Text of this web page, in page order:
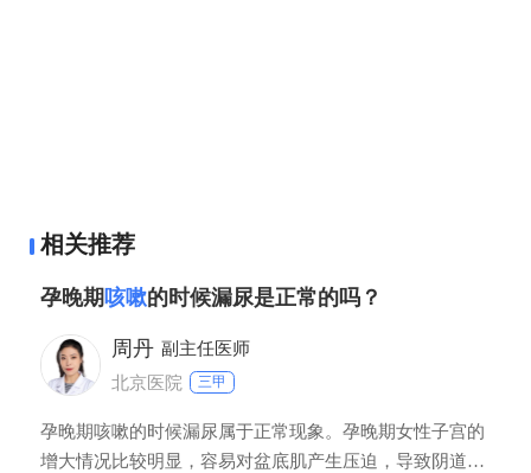
相关推荐
孕晚期咳嗽的时候漏尿是正常的吗？
周丹 副主任医师
北京医院
三甲
孕晚期咳嗽的时候漏尿属于正常现象。孕晚期女性子宫的
增大情况比较明显，容易对盆底肌产生压迫，导致阴道前